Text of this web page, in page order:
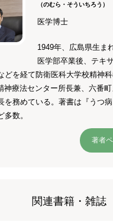
（のむら・そういちろう）
医学博士
1949年、広島県生ま
医学部卒業後、テキ
どを経て防衛医科大学校精神
神療法センター所長兼、六番町
を務めている。著書は『うつ
多数。
著者
関連書籍・雑誌